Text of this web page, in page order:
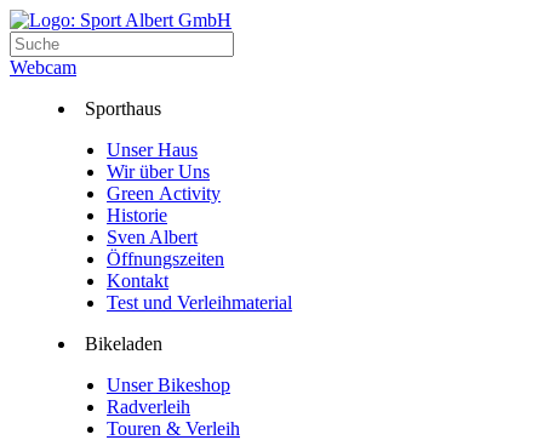
Webcam
Sporthaus
Unser Haus
Wir über Uns
Green Activity
Historie
Sven Albert
Öffnungszeiten
Kontakt
Test und Verleihmaterial
Bikeladen
Unser Bikeshop
Radverleih
Touren & Verleih